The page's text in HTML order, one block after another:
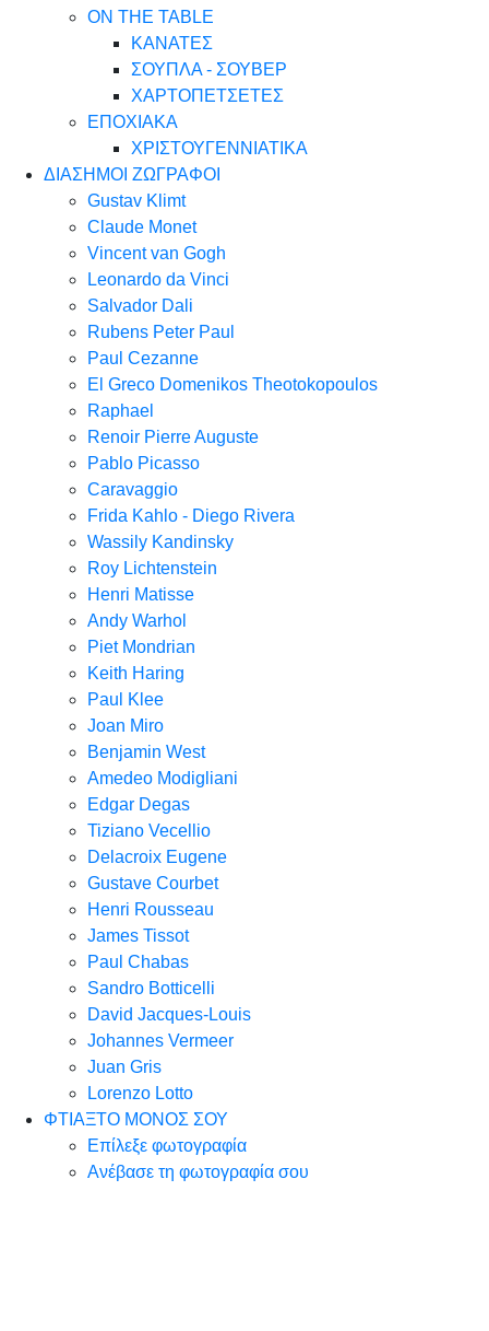
ON THE TABLE
ΚΑΝΑΤΕΣ
ΣΟΥΠΛΑ - ΣΟΥΒΕΡ
ΧΑΡΤΟΠΕΤΣΕΤΕΣ
ΕΠΟΧΙΑΚΑ
ΧΡΙΣΤΟΥΓΕΝΝΙΑΤΙΚΑ
ΔΙΑΣΗΜΟΙ ΖΩΓΡΑΦΟΙ
Gustav Klimt
Claude Monet
Vincent van Gogh
Leonardo da Vinci
Salvador Dali
Rubens Peter Paul
Paul Cezanne
El Greco Domenikos Theotokopoulos
Raphael
Renoir Pierre Auguste
Pablo Picasso
Caravaggio
Frida Kahlo - Diego Rivera
Wassily Kandinsky
Roy Lichtenstein
Henri Matisse
Andy Warhol
Piet Mondrian
Keith Haring
Paul Klee
Joan Miro
Benjamin West
Amedeo Modigliani
Edgar Degas
Tiziano Vecellio
Delacroix Eugene
Gustave Courbet
Henri Rousseau
James Tissot
Paul Chabas
Sandro Botticelli
David Jacques-Louis
Johannes Vermeer
Juan Gris
Lorenzo Lotto
ΦΤΙΑΞΤΟ ΜΟΝΟΣ ΣΟΥ
Επίλεξε φωτογραφία
Ανέβασε τη φωτογραφία σου